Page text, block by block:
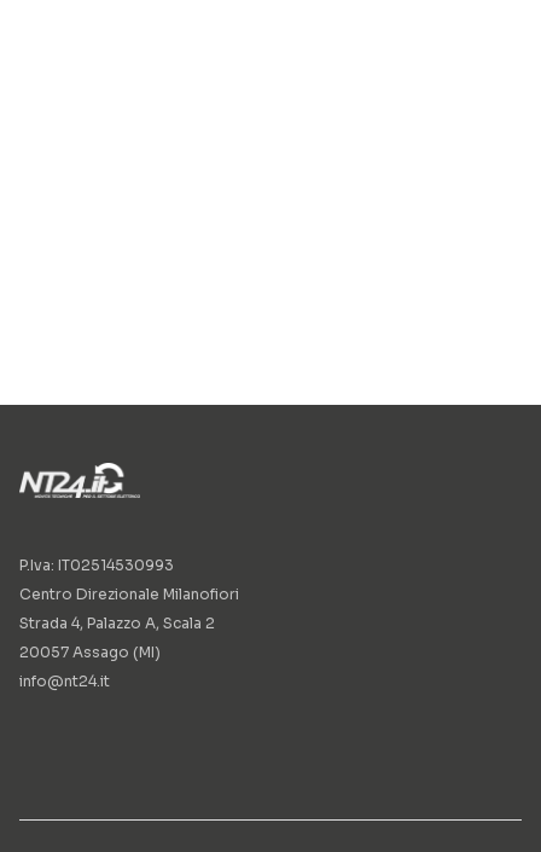
P.Iva: IT02514530993
Centro Direzionale Milanofiori
Strada 4, Palazzo A, Scala 2
20057 Assago (MI)
info@nt24.it